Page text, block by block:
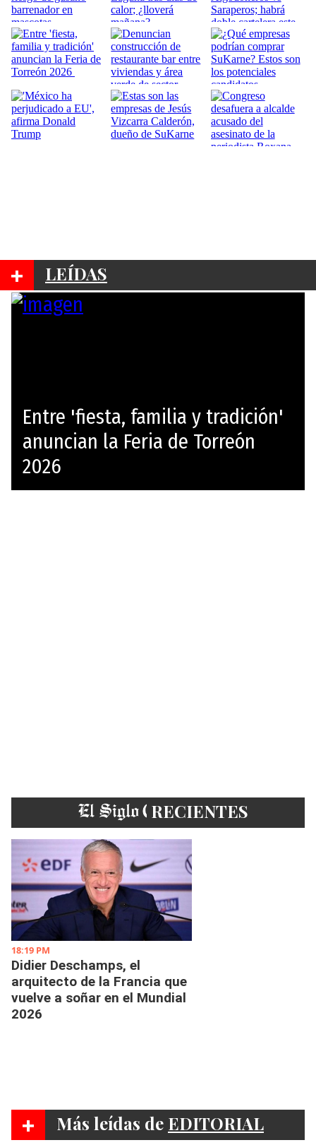
+ LEÍDAS
EL SIGLORECIENTES
+ Más leídas de EDITORIAL